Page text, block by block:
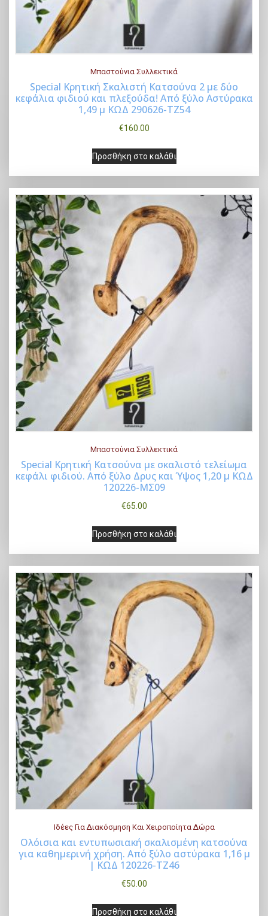
Buy Now
Μπαστούνια Συλλεκτικά
Special Κρητική Σκαλιστή Κατσούνα 2 με δύο
κεφάλια φιδιού και πλεξούδα! Από ξύλο Αστύρακα
1,49 μ ΚΩΔ 290626-ΤΖ54
€160.00
Προσθήκη στο καλάθι
Buy Now
Μπαστούνια Συλλεκτικά
Special Κρητική Kατσούνα με σκαλιστό τελείωμα
κεφάλι φιδιού. Από ξύλο Δρυς και Ύψος 1,20 μ ΚΩΔ
120226-ΜΣ09
€65.00
Προσθήκη στο καλάθι
Buy Now
Ιδέες Για Διακόσμηση Και Χειροποίητα Δώρα
Ολόισια και εντυπωσιακή σκαλισμένη κατσούνα
για καθημερινή χρήση. Από ξύλο αστύρακα 1,16 μ
| ΚΩΔ 120226-ΤΖ46
€50.00
Προσθήκη στο καλάθι